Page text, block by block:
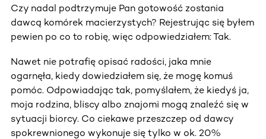
Czy nadal podtrzymuje Pan gotowość zostania
dawcą komórek macierzystych? Rejestrując się byłem
pewien po co to robię, więc odpowiedziałem: Tak.
Nawet nie potrafię opisać radości, jaka mnie
ogarnęła, kiedy dowiedziałem się, że mogę komuś
pomóc. Odpowiadając tak, pomyślałem, że kiedyś ja,
moja rodzina, bliscy albo znajomi mogą znaleźć się w
sytuacji biorcy. Co ciekawe przeszczep od dawcy
spokrewnionego wykonuje się tylko w ok. 20%